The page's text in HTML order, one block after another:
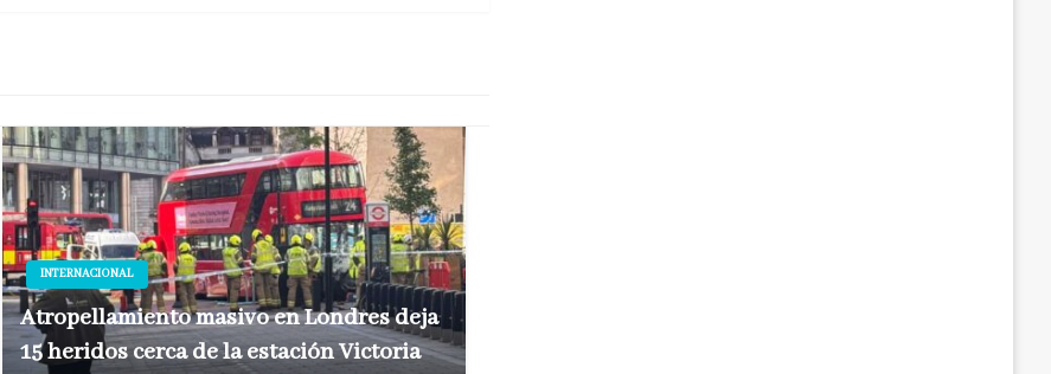
INTERNACIONAL
Atropellamiento masivo en Londres deja
15 heridos cerca de la estación Victoria